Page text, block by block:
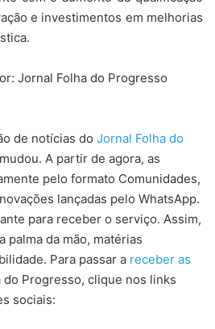
e investimentos em melhorias
Jornal Folha do Progresso
de notícias do Jornal Folha do
A partir de agora, as
pelo formato Comunidades,
lançadas pelo WhatsApp.
para receber o serviço. Assim,
palma da mão, matérias
Para passar a receber as
do Progresso, clique nos links
sociais: